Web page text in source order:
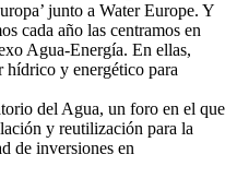
junto a Water Europe. Y
cada año las centramos en
Agua-Energía. En ellas,
hídrico y energético para
del Agua, un foro en el que
y reutilización para la
de inversiones en